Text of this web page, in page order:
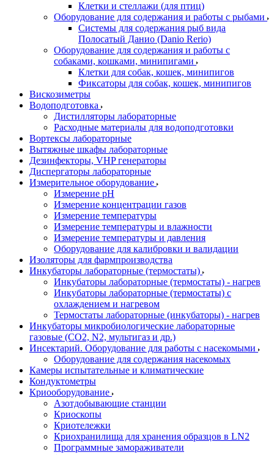
Клетки и стеллажи (для птиц)
Оборудование для содержания и работы с рыбами
Системы для содержания рыб вида
Полосатый Данио (Danio Rerio)
Оборудование для содержания и работы с
собаками, кошками, минипигами
Клетки для собак, кошек, минипигов
Фиксаторы для собак, кошек, минипигов
Вискозиметры
Водоподготовка
Дистилляторы лабораторные
Расходные материалы для водоподготовки
Вортексы лабораторные
Вытяжные шкафы лабораторные
Дезинфекторы, VHP генераторы
Диспергаторы лабораторные
Измерительное оборудование
Измерение pH
Измерение концентрации газов
Измерение температуры
Измерение температуры и влажности
Измерение температуры и давления
Оборудование для калибровки и валидации
Изоляторы для фармпроизводства
Инкубаторы лабораторные (термостаты)
Инкубаторы лабораторные (термостаты) - нагрев
Инкубаторы лабораторные (термостаты) с
охлаждением и нагревом
Термостаты лабораторные (инкубаторы) - нагрев
Инкубаторы микробиологические лабораторные
газовые (CO2, N2, мультигаз и др.)
Инсектарий. Оборудование для работы с насекомыми
Оборудование для содержания насекомых
Камеры испытательные и климатические
Кондуктометры
Криооборудование
Азотдобывающие станции
Криоскопы
Криотележки
Криохранилища для хранения образцов в LN2
Программные замораживатели